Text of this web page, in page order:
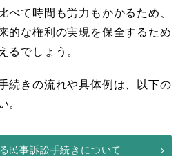
べて時間も労力もかかるため、
的な権利の実現を保全するため
るでしょう。
続きの流れや具体例は、以下の
。
民事訴訟手続きについて